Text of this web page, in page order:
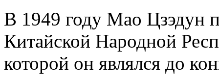
В 1949 году Мао Цзэдун
Китайской Народной
которой он являлся до